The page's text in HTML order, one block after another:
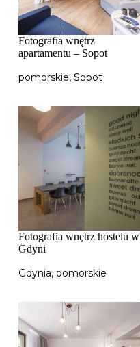
Fotografia wnętrz
apartamentu – Sopot
pomorskie, Sopot
Fotografia wnętrz hostelu w
Gdyni
Gdynia, pomorskie